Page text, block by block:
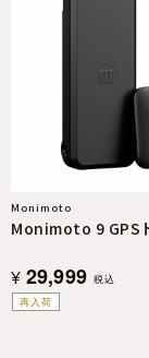
再入荷
Monimoto
Monimoto 9 GPS
¥ 29,999 税込